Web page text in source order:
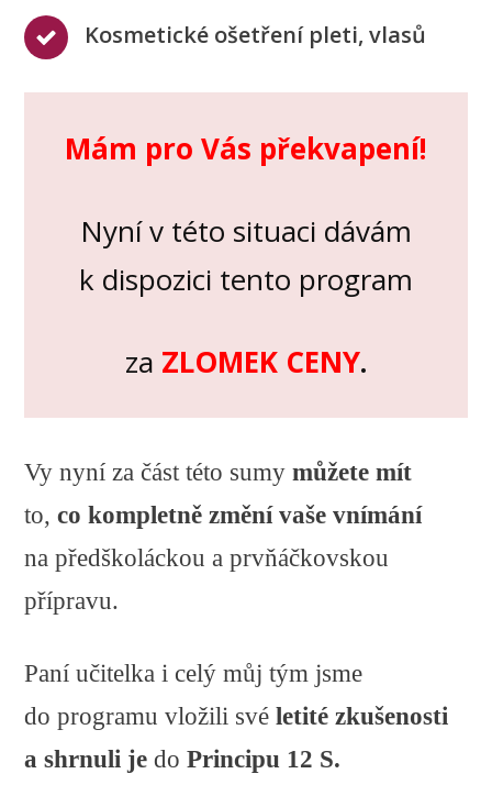
Kosmetické ošetření pleti, vlasů
Mám pro Vás překvapení!
Nyní v této situaci dávám
k dispozici tento program
za ZLOMEK CENY.
Vy nyní za část této sumy můžete mít
to,co kompletně změní vaše vnímání
na předškoláckou a prvňáčkovskou
přípravu.
Paní učitelka i celý můj tým jsme
do programu vložili svéletité zkušenosti
a shrnuli je doPrincipu 12 S.